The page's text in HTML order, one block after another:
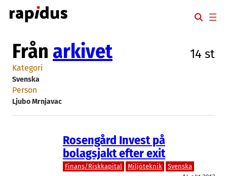
Hoppa
till
Från arkivet 14 st
Kategori
Svenska
Person
Ljubo Mrnjavac
Rosengård Invest på
bolagsjakt efter exit
Finans/Riskkapital Miljöteknik
Svenska